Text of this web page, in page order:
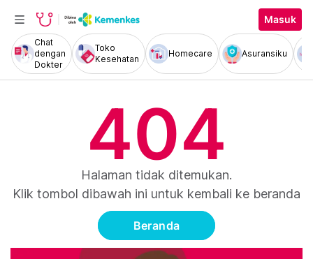
Masuk
Chat
dengan
Dokter
Toko
Kesehatan
Homecare Asuransiku
404
Halaman tidak ditemukan.
Klik tombol dibawah ini untuk kembali ke beranda
Beranda